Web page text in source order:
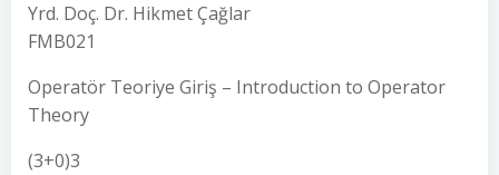
Yrd. Doç. Dr. Hikmet Çağlar
FMB021
Operatör Teoriye Giriş – Introduction to Operator
Theory
(3+0)3